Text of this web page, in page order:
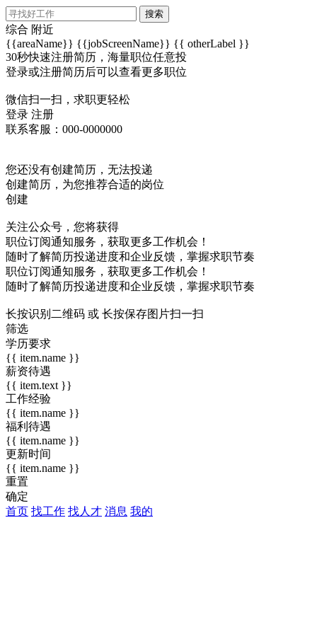
搜索
综合 附近
{{areaName}} {{jobScreenName}} {{ otherLabel }}
30秒快速注册简历，海量职位任意投
登录或注册简历后可以查看更多职位
微信扫一扫，求职更轻松
登录 注册
联系客服：000-0000000
您还没有创建简历，无法投递
创建简历，为您推荐合适的岗位
创建
关注公众号，您将获得
职位订阅通知服务，获取更多工作机会！
随时了解简历投递进度和企业反馈，掌握求职节奏
职位订阅通知服务，获取更多工作机会！
随时了解简历投递进度和企业反馈，掌握求职节奏
长按识别二维码 或 长按保存图片扫一扫
筛选
学历要求
{{ item.name }}
薪资待遇
{{ item.text }}
工作经验
{{ item.name }}
福利待遇
{{ item.name }}
更新时间
{{ item.name }}
重置
确定
首页 找工作 找人才 消息 我的